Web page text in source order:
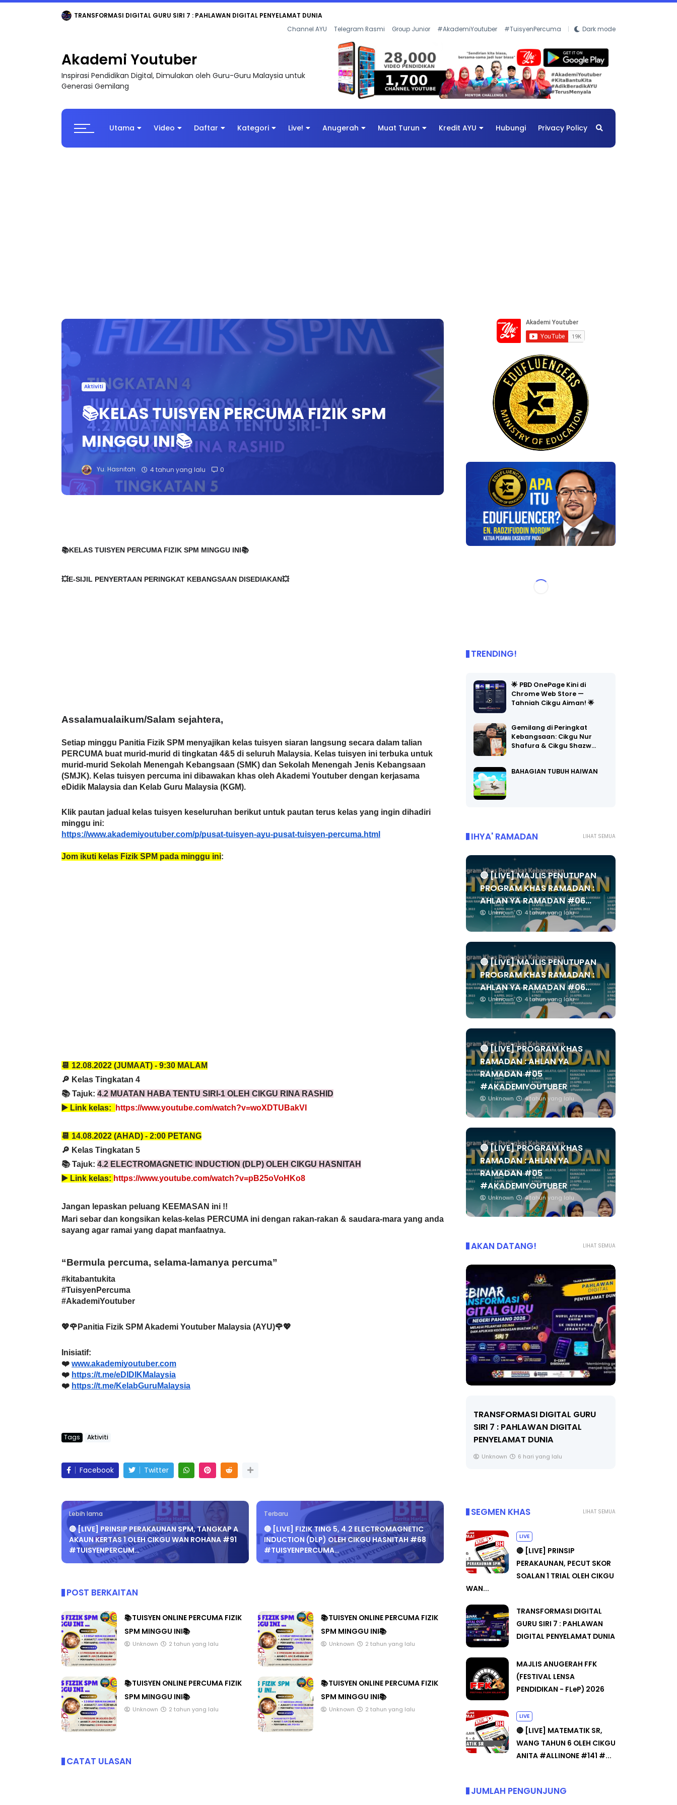
TRANSFORMASI DIGITAL GURU SIRI 7 : PAHLAWAN DIGITAL PENYELAMAT DUNIA
Channel AYU Telegram Rasmi Group Junior #AkademiYoutuber #TuisyenPercuma Dark mode
Akademi Youtuber
Inspirasi Pendidikan Digital, Dimulakan oleh Guru-Guru Malaysia untuk
Generasi Gemilang
Utama Video Daftar Kategori Live! Anugerah Muat Turun Kredit AYU Hubungi Privacy Policy
Aktiviti
📚KELAS TUISYEN PERCUMA FIZIK SPM
MINGGU INI📚
Yu. Hasnitah 4 tahun yang lalu 0
📚KELAS TUISYEN PERCUMA FIZIK SPM MINGGU INI📚
💥E-SIJIL PENYERTAAN PERINGKAT KEBANGSAAN DISEDIAKAN💥
Assalamualaikum/Salam sejahtera,
Setiap minggu Panitia Fizik SPM menyajikan kelas tuisyen siaran langsung secara dalam talian
PERCUMA buat murid-murid di tingkatan 4&5 di seluruh Malaysia. Kelas tuisyen ini terbuka untuk
murid-murid Sekolah Menengah Kebangsaan (SMK) dan Sekolah Menengah Jenis Kebangsaan
(SMJK). Kelas tuisyen percuma ini dibawakan khas oleh Akademi Youtuber dengan kerjasama
eDidik Malaysia dan Kelab Guru Malaysia (KGM).
Klik pautan jadual kelas tuisyen keseluruhan berikut untuk pautan terus kelas yang ingin dihadiri
minggu ini:
https://www.akademiyoutuber.com/p/pusat-tuisyen-ayu-pusat-tuisyen-percuma.html
Jom ikuti kelas Fizik SPM pada minggu ini:
📆 12.08.2022 (JUMAAT) - 9:30 MALAM
🔎 Kelas Tingkatan 4
📚 Tajuk: 4.2 MUATAN HABA TENTU SIRI-1 OLEH CIKGU RINA RASHID
▶️ Link kelas: https://www.youtube.com/watch?v=woXDTUBakVI
📆 14.08.2022 (AHAD) - 2:00 PETANG
🔎 Kelas Tingkatan 5
📚 Tajuk: 4.2 ELECTROMAGNETIC INDUCTION (DLP) OLEH CIKGU HASNITAH
▶️ Link kelas: https://www.youtube.com/watch?v=pB25oVoHKo8
Jangan lepaskan peluang KEEMASAN ini !!
Mari sebar dan kongsikan kelas-kelas PERCUMA ini dengan rakan-rakan & saudara-mara yang anda
sayang agar ramai yang dapat manfaatnya.
“Bermula percuma, selama-lamanya percuma”
#kitabantukita
#TuisyenPercuma
#AkademiYoutuber
💖🌹Panitia Fizik SPM Akademi Youtuber Malaysia (AYU)🌹💖
Inisiatif:
❤️ www.akademiyoutuber.com
❤️ https://t.me/eDIDIKMalaysia
❤️ https://t.me/KelabGuruMalaysia
Tags Aktiviti
Facebook Twitter
Lebih lama
🔴 [LIVE] PRINSIP PERAKAUNAN SPM, TANGKAP A
AKAUN KERTAS 1 OLEH CIKGU WAN ROHANA #91
#TUISYENPERCUM…
Terbaru
🔴 [LIVE] FIZIK TING 5, 4.2 ELECTROMAGNETIC
INDUCTION (DLP) OLEH CIKGU HASNITAH #68
#TUISYENPERCUMA…
POST BERKAITAN
📚TUISYEN ONLINE PERCUMA FIZIK
SPM MINGGU INI📚
Unknown 2 tahun yang lalu
📚TUISYEN ONLINE PERCUMA FIZIK
SPM MINGGU INI📚
Unknown 2 tahun yang lalu
📚TUISYEN ONLINE PERCUMA FIZIK
SPM MINGGU INI📚
Unknown 2 tahun yang lalu
📚TUISYEN ONLINE PERCUMA FIZIK
SPM MINGGU INI📚
Unknown 2 tahun yang lalu
CATAT ULASAN
TRENDING!
🌟 PBD OnePage Kini di
Chrome Web Store —
Tahniah Cikgu Aiman! 🌟
Gemilang di Peringkat
Kebangsaan: Cikgu Nur
Shafura & Cikgu Shazw…
BAHAGIAN TUBUH HAIWAN
LIHAT SEMUA
IHYA' RAMADAN
🔴 [LIVE] MAJLIS PENUTUPAN
PROGRAM KHAS RAMADAN :
AHLAN YA RAMADAN #06...
Unknown 4 tahun yang lalu
🔴 [LIVE] MAJLIS PENUTUPAN
PROGRAM KHAS RAMADAN :
AHLAN YA RAMADAN #06...
Unknown 4 tahun yang lalu
🔴 [LIVE] PROGRAM KHAS
RAMADAN : AHLAN YA
RAMADAN #05
#AKADEMIYOUTUBER
Unknown 4 tahun yang lalu
🔴 [LIVE] PROGRAM KHAS
RAMADAN : AHLAN YA
RAMADAN #05
#AKADEMIYOUTUBER
Unknown 4 tahun yang lalu
LIHAT SEMUA
AKAN DATANG!
6 OLEH CIKGU ANITA
9 hari yang lalu
TRANSFORMASI DIGITAL GURU
SIRI 7 : PAHLAWAN DIGITAL
PENYELAMAT DUNIA
Unknown 6 hari yang lalu
LIHAT SEMUA
SEGMEN KHAS
LIVE
🔴 [LIVE] PRINSIP
PERAKAUNAN, PECUT SKOR
SOALAN 1 TRIAL OLEH CIKGU
WAN...
TRANSFORMASI DIGITAL
GURU SIRI 7 : PAHLAWAN
DIGITAL PENYELAMAT DUNIA
MAJLIS ANUGERAH FFK
(FESTIVAL LENSA
PENDIDIKAN - FLeP) 2026
LIVE
🔴 [LIVE] MATEMATIK SR,
WANG TAHUN 6 OLEH CIKGU
ANITA #ALLINONE #141 #...
JUMLAH PENGUNJUNG